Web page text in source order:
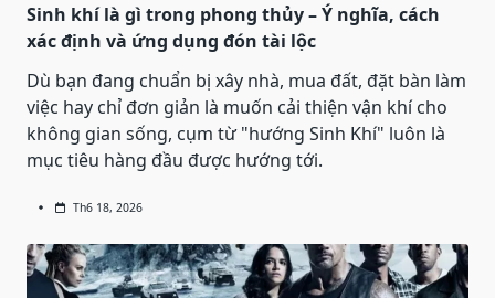
Sinh khí là gì trong phong thủy – Ý nghĩa, cách
xác định và ứng dụng đón tài lộc
Dù bạn đang chuẩn bị xây nhà, mua đất, đặt bàn làm
việc hay chỉ đơn giản là muốn cải thiện vận khí cho
không gian sống, cụm từ "hướng Sinh Khí" luôn là
mục tiêu hàng đầu được hướng tới.
Th6 18, 2026